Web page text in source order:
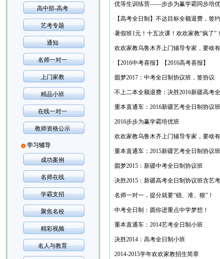
高中部-高考
艺考专题
通知
名师一对一
上门家教
精品小班
在线一对一
教师资格公示
学习辅导
成功案例
名师在线
学霸支招
聚焦名校
精彩视频
名人与教育
·优等生训练营——步步为赢学霸同步培
· 【高考全日制】不达目标全额退费，
·暑假班1元！十五次课！欢欢家教“疯了
·欢欢家教乌鲁木齐上门辅导专家，要啥
· 【2016中考喜报】【2016高考喜报】
· 圆梦2017：中考全日制协议班，签协议
·不上二本全额退费：决胜2016新疆高考
·重本直通车：2016新疆艺考全日制协议班
·2016步步为赢学霸培优班
·欢欢家教乌鲁木齐上门辅导专家，要啥
·重本直通车：2015新疆艺考全日制协议班
· 圆梦2015：新疆中考全日制协议班
·决胜2015：新疆高考全日制协议班含艺考
·名师一对一，提分就要“稳、准、狠”！
·中考全日制：圆你进重点中学梦想！
·重本直通车：2014艺考全日制小班
·决胜2014：高考全日制小班
·2014-2015学年欢欢家教招生简章